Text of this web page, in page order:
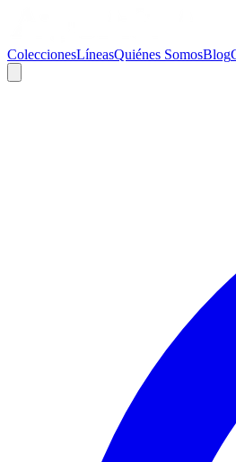
ColeccionesLíneasQuiénes SomosBlog